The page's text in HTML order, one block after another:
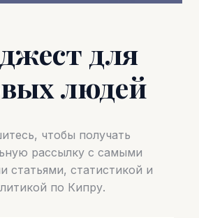
для
людей
чтобы получать
рассылку с самыми
статьями, статистикой и
по Кипру.